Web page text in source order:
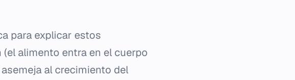
para explicar estos
alimento entra en el cuerpo
al crecimiento del